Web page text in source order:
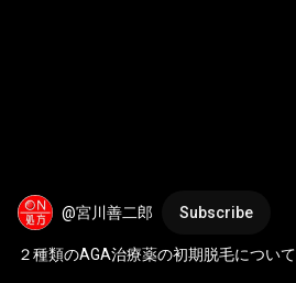
@宮川善二郎 Subscribe
２種類のAGA治療薬の初期脱毛について